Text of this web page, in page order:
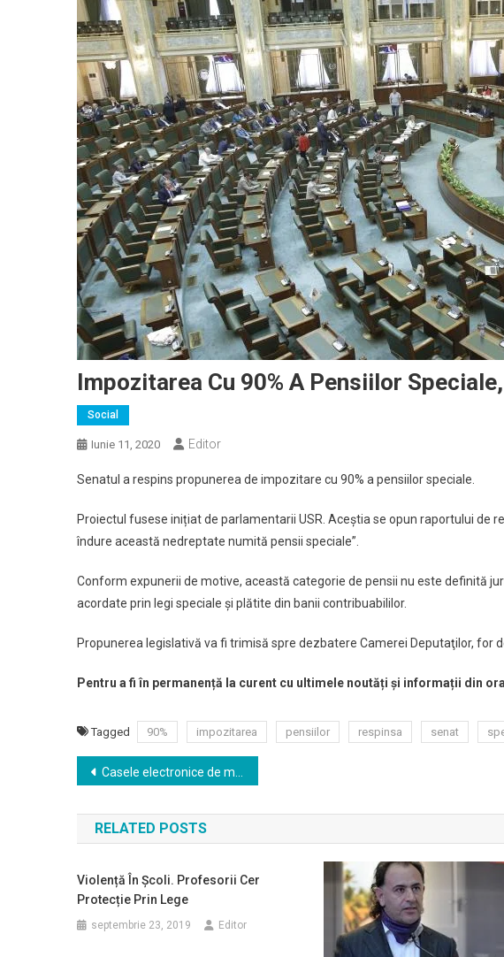
Impozitarea Cu 90% A Pensiilor
Social
Iunie 11, 2020 Editor
Senatul a respins propunerea de impozitare cu 90% a pensiilor speciale.
Proiectul fusese inițiat de parlamentarii USR. Aceștia se opun raportului de
îndure această nedreptate numită pensii speciale”.
Conform expunerii de motive, această categorie de pensii nu este definită
acordate prin legi speciale şi plătite din banii contribuabililor.
Propunerea legislativă va fi trimisă spre dezbatere Camerei Deputaţilor, for
Pentru a fi în permanență la curent cu ultimele noutăți și informații din
Tagged 90% impozitarea pensiilor respinsa senat
Navigare
în
articole
Casele electronice de marcat vor fi conectate începând cu 1 iulie
RELATED POSTS
Violență În Școli. Profesorii Cer
Protecție Prin Lege
septembrie 23, 2019 Editor